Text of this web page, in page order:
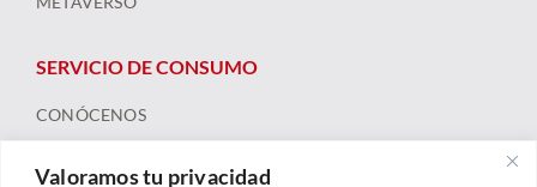
Valoramos tu privacidad
SERVICIO DE CONSUMO
CONÓCENOS
FORMACIÓN Y RECURSOS